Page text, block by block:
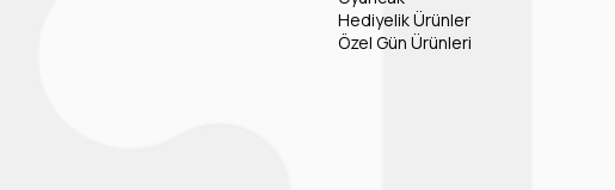
Hediyelik Ürünler
Özel Gün Ürünleri